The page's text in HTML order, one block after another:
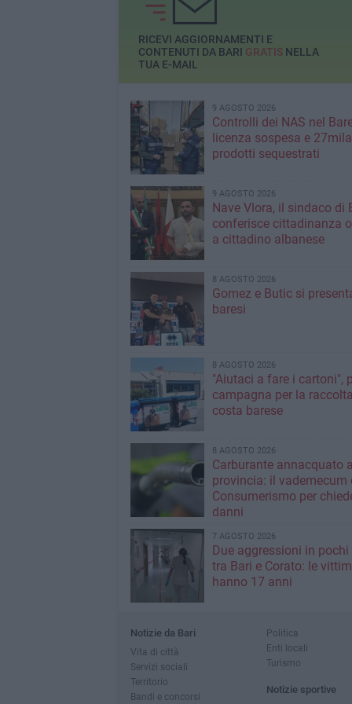
RICEVI AGGIORNAMENTI E
CONTENUTI DA BARI GRATISNELLA
TUA E-MAIL
9 AGOSTO 2026
Controlli dei NAS nel
licenza sospesa e 27mila
prodotti sequestrati
9 AGOSTO 2026
Nave Vlora, il sindaco di
conferisce cittadinanza
a cittadino albanese
8 AGOSTO 2026
Gomez e Butic si
baresi
8 AGOSTO 2026
"Aiutaci a fare i cartoni",
campagna per la
costa barese
8 AGOSTO 2026
Carburante annacquato
provincia: il vademecum
Consumerismo per
danni
7 AGOSTO 2026
Due aggressioni in pochi
tra Bari e Corato: le
hanno 17 anni
Notizie da Bari
Vita di città
Servizi sociali
Territorio
Bandi e concorsi
Politica
Enti locali
Turismo
Notizie sportive